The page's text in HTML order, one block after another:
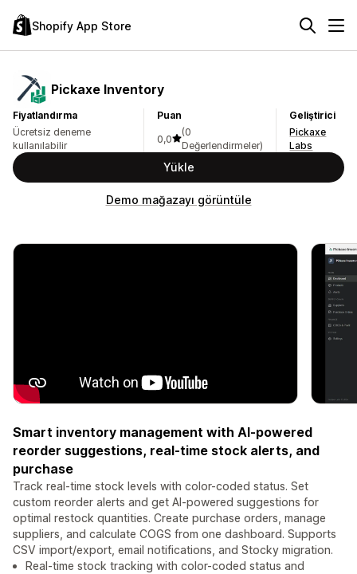
Shopify App Store
Pickaxe Inventory
Fiyatlandırma
Ücretsiz deneme
kullanılabilir
Puan
0,0
(0
Değerlendirmeler)
Geliştirici
Pickaxe
Labs
Yükle
Demo mağazayı görüntüle
Smart inventory management with AI-powered
reorder suggestions, real-time stock alerts, and
purchase
Track real-time stock levels with color-coded status. Set
custom reorder alerts and get AI-powered suggestions for
optimal restock quantities. Create purchase orders, manage
suppliers, and calculate COGS from one dashboard. Supports
CSV import/export, email notifications, and Stocky migration.
Real-time stock tracking with color-coded status and